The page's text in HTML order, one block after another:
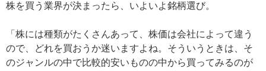
株を買う業界が決まったら、いよいよ銘柄選び。
「株には種類がたくさんあって、株価は会社によって違う
ので、どれを買おうか迷いますよね。そういうときは、そ
のジャンルの中で比較的安いものの中から買ってみるのが